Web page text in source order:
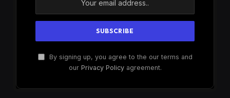
By signing up, you agree to the our terms and
our Privacy Policyagreement.